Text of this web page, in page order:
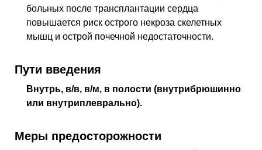
больных после трансплантации сердца
повышается риск острого некроза скелетных
мышц и острой почечной недостаточности.
Пути введения
Внутрь, в/в, в/м, в полости (внутрибрюшинно
или внутриплеврально).
Меры предосторожности